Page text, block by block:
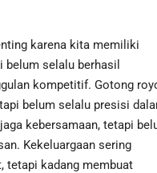
karena kita memiliki
belum selalu berhasil
kompetitif. Gotong
belum selalu presisi
kebersamaan, tetapi
Kekeluargaan sering
tetapi kadang membuat